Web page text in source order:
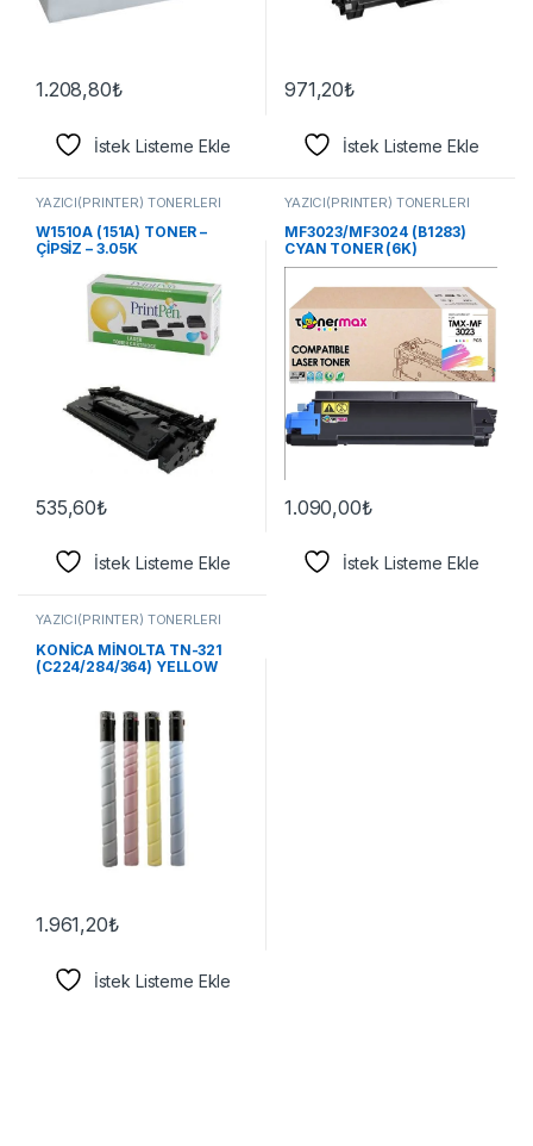
1.208,80₺
İstek Listeme Ekle
971,20₺
İstek Listeme Ekle
YAZICI(PRİNTER) TONERLERİ
W1510A (151A) TONER –
ÇİPSİZ – 3.05K
535,60₺
İstek Listeme Ekle
YAZICI(PRİNTER) TONERLERİ
MF3023/MF3024 (B1283)
CYAN TONER (6K)
1.090,00₺
İstek Listeme Ekle
YAZICI(PRİNTER) TONERLERİ
KONİCA MİNOLTA TN-321
(C224/284/364) YELLOW
1.961,20₺
İstek Listeme Ekle